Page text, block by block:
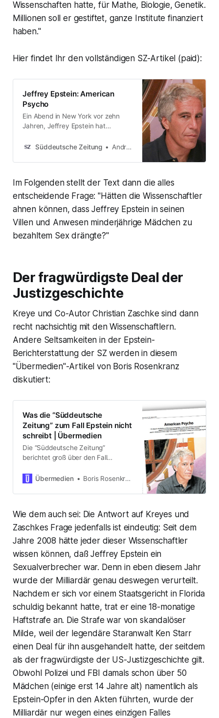
Wissenschaften hatte, für Mathe, Biologie, Genetik.
Millionen soll er gestiftet, ganze Institute finanziert
haben."
Hier findet Ihr den vollständigen SZ-Artikel (paid):
Jeffrey Epstein: American
Psycho
Ein Abend in New York vor zehn
Jahren, Jeffrey Epstein hat
seinen Tod, Donald Trump und die
Süddeutsche Zeitung Andrian Kreye
Im Folgenden stellt der Text dann die alles
entscheidende Frage: "Hätten die Wissenschaftler
ahnen können, dass Jeffrey Epstein in seinen
Villen und Anwesen minderjährige Mädchen zu
bezahltem Sex drängte?"
Der fragwürdigste Deal der
Justizgeschichte
Kreye und Co-Autor Christian Zaschke sind dann
recht nachsichtig mit den Wissenschaftlern.
Andere Seltsamkeiten in der Epstein-
Berichterstattung der SZ werden in diesem
"Übermedien"-Artikel von Boris Rosenkranz
diskutiert:
Was die “Süddeutsche
Zeitung” zum Fall Epstein nicht
schreibt | Übermedien
Die “Süddeutsche Zeitung”
berichtet groß über den Fall
Jahrzehnte Mädchen missbraucht
einflussreichen Literaturagenten
dabei aber nicht. Obwohl er eine
bedeutende Rolle gespielt haben
soll. Weshalb ist das so? Weil die SZ
mit Brockman seit Jahren
zusammenarbeitet? Und ihr
Feuilleton-Chef eng mit ihm
verbunden ist?
Übermedien Boris Rosenkranz
Wie dem auch sei: Die Antwort auf Kreyes und
Zaschkes Frage jedenfalls ist eindeutig: Seit dem
Jahre 2008 hätte jeder dieser Wissenschaftler
wissen können, daß Jeffrey Epstein ein
Sexualverbrecher war. Denn in eben diesem Jahr
wurde der Milliardär genau deswegen verurteilt.
Nachdem er sich vor einem Staatsgericht in Florida
schuldig bekannt hatte, trat er eine 18-monatige
Haftstrafe an. Die Strafe war von skandalöser
Milde, weil der legendäre Staranwalt Ken Starr
einen Deal für ihn ausgehandelt hatte, der seitdem
als der fragwürdigste der US-Justizgeschichte gilt.
Obwohl Polizei und FBI damals schon über 50
Mädchen (einige erst 14 Jahre alt) namentlich als
Epstein-Opfer in den Akten führten, wurde der
Milliardär nur wegen eines einzigen Falles